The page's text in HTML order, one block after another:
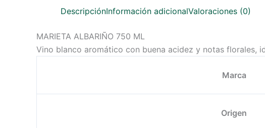
DescripciónInformación adicionalValoraciones (0)
MARIETA ALBARIÑO 750 ML
Vino blanco aromático con buena acidez y notas florales,
Marca
Origen